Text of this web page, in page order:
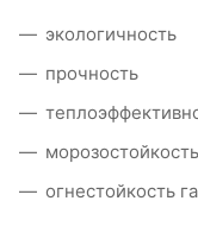
экологичность
прочность
морозостойкость
огнестойкость